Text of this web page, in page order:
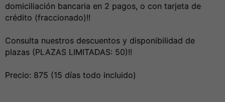
domiciliación bancaria en 2 pagos, o con tarjeta de
crédito (fraccionado)!!
Consulta nuestros descuentos y disponibilidad de
plazas (PLAZAS LIMITADAS: 50)!!
Precio: 875 (15 días todo incluido)